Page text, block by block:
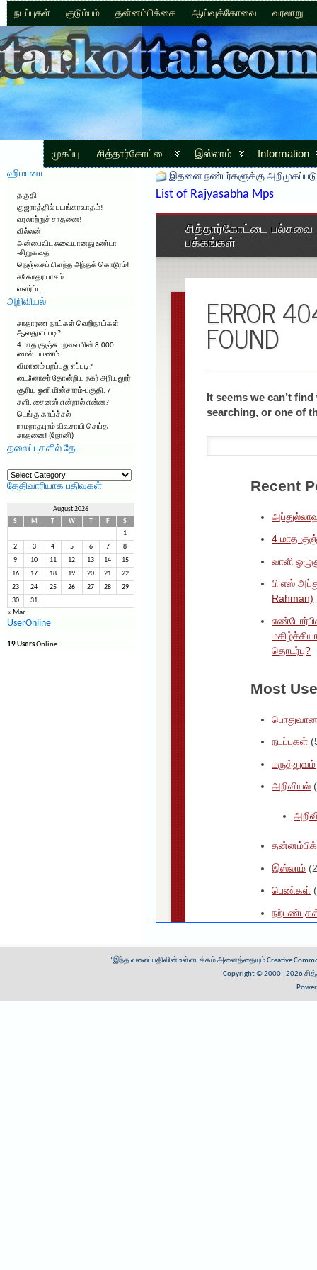
நடப்புகள் குடும்பம் தன்னம்பிக்கை ஆய்வுக்கோவை வரலாறு
முகப்பு சித்தார்கோட்டை இஸ்லாம் Information
ஹிமானா
தகுதி
குஜராத்தில் பயங்கரவாதம்!
வரலாற்றுச் சாதனை!
வில்லன்
அன்பைவிட சுவையானது உண்டா
-சிறுகதை
நெஞ்சைப் பிளந்த அந்தக் கொடூரம்!
சகோதர பாசம்
வளர்ப்பு
அறிவியல்
சாதாரண நாய்கள் வெறிநாய்கள்
ஆவது எப்படி?
4 மாத குஞ்சு பறவையின் 8,000
மைல் பயணம்
விமானம் பறப்பது எப்படி?
டைனோசர் தோன்றிய நகர் அரியலூர்
சூரிய ஒளி மின்சாரம்-பகுதி. 7
சளி, சைனஸ் என்றால் என்ன?
டெங்கு காய்ச்சல்
ராமநாதபுரம் விவசாயி செய்த
சாதனை! (நோனி)
தலைப்புகளில் தேட
தலைப்புகளில்
தேட
தேதிவாரியாக பதிவுகள்
August 2026
S
M W F
S
1
2 3 4 5 6 7 8
9 10 11 12 13 14 15
16 17 18 19 20 21 22
23 24 25 26 27 28 29
30 31
« Mar
UserOnline
19 UsersOnline
இதனை நண்பர்களுக்கு
List of Rajyasabha Mps
"இந்த வலைப்பதிவின் உள்ளடக்கம் அனைத்தையும்Creative
Copyright © 2000 - 2026